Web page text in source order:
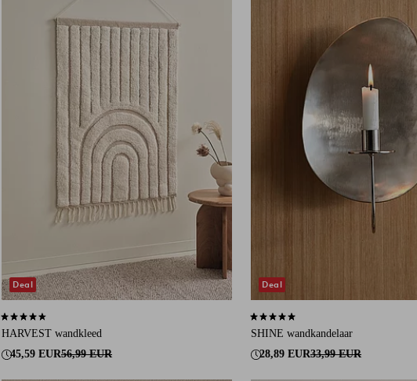
HARVEST wandkleed
45,59 EUR56,99 EUR
4,7 op basis van 243 beoordelingen
Deal
SHINE wandkandelaar
28,89 EUR33,99 EUR
5,0 op basis van 2 beoordelingen
Deal